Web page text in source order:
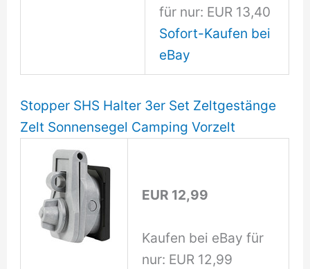
für nur: EUR 13,40
Sofort-Kaufen bei
eBay
Stopper SHS Halter 3er Set Zeltgestänge
Zelt Sonnensegel Camping Vorzelt
EUR 12,99
Kaufen bei eBay für
nur: EUR 12,99